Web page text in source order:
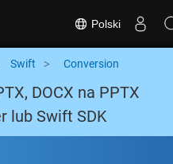
Polski
Swift Conversion
DOCX na PPTX
lub Swift SDK